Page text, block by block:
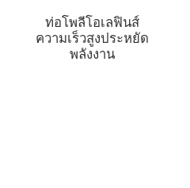
ท่อโพลีโอเลฟินส์
ความเร็วสูงประหยัด
พลังงาน